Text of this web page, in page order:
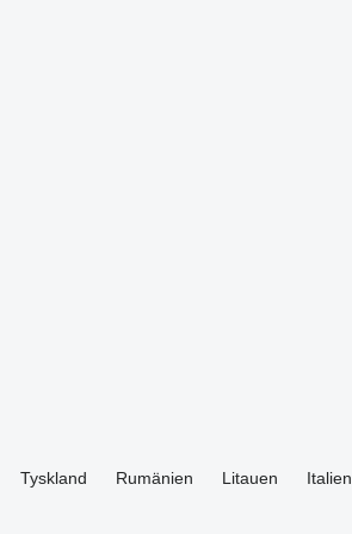
Tyskland Rumänien Litauen Italien